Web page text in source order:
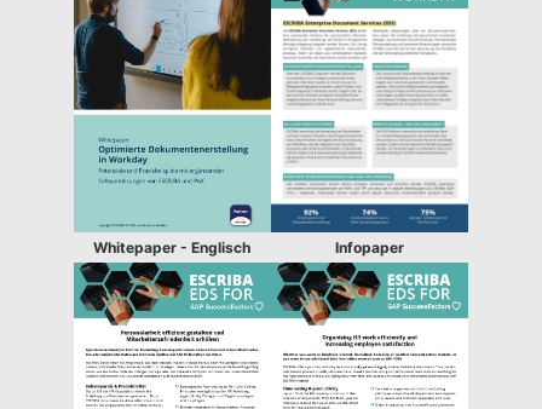
Whitepaper - Englisch Infopaper